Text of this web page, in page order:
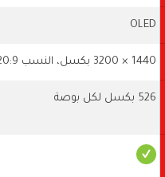
OLED
1440 × 3200 بكسل، النسب 20:9
526 بكسل لكل بوصة